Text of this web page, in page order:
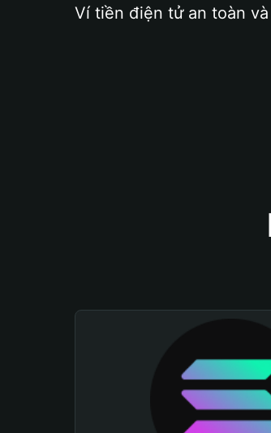
Ví tiền điện tử an toàn